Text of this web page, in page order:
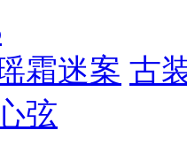
霜迷案 古
弦